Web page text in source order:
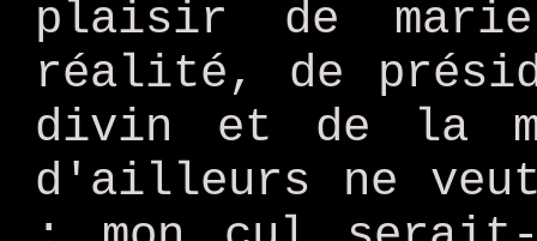
plaisir de
réalité, de
divin et de la
d'ailleurs ne